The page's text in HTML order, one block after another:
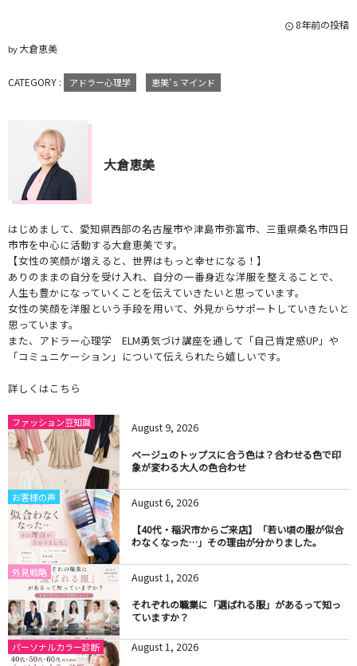
8年前の投稿
by大倉恵美
CATEGORY : アドラー心理学 恵美’ｓマインド
大倉恵美
はじめまして、愛知県西部の名古屋市や津島市弥富市、三重県桑名市四日
市市を中心に活動する大倉恵美です。
【女性の笑顔が増えると、世界はもっと幸せになる！】
ありのままの自分を受け入れ、自分の一番身近な洋服を整えることで、
人生も豊かになっていくことを伝えていきたいと思っています。
女性の笑顔を洋服という手段を用いて、外見からサポートしていきたいと
思っています。
また、アドラー心理学 ELM勇気づけ講座を通して「自己肯定感UP」や
「コミュニケーション」について伝えられたら嬉しいです。
詳しくはこちら
ファッション豆知識 August9, 2026
ベージュのトップスに合う色は？合わせる色で印
象が変わる大人の色合わせ
お客様の声 August6, 2026
【40代・稲沢市からご来店】「若い頃の服が似合
わなくなった…」その理由が分かりました。
外見戦略 August1, 2026
それぞれの職業に「選ばれる服」があるって知っ
ていますか？
パーソナルカラー診断 August1, 2026